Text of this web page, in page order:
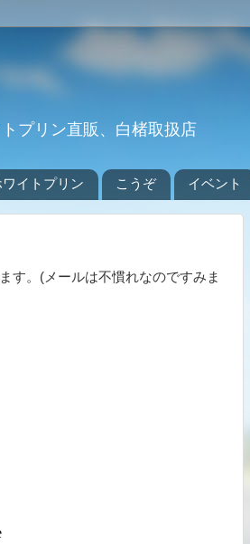
プリン直販、白楮取扱店
ワイトプリン こうぞ イベント
す。(メールは不慣れなのですみま